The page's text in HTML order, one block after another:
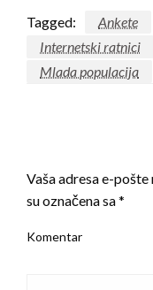
Tagged: Ankete
Internetski ratnici
Mlada populacija
Vaša adresa e-
su označena sa*
Komentar